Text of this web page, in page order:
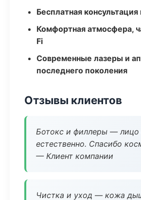
Бесплатная
Комфортная атмосфера,
Fi
Современные лазеры и
последнего поколения
Отзывы клиентов
Ботокс и филлеры — лицо
естественно. Спасибо
— Клиент компании
Чистка и уход — кожа